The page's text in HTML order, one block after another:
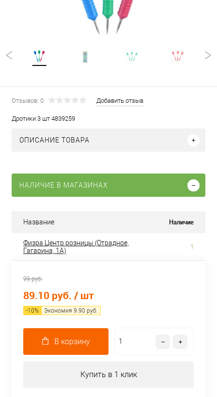
Отзывов: 0 Добавить отзыв
Дротики 3 шт 4839259
ОПИСАНИЕ ТОВАРА
99 руб.
89.10 руб. / шт
-10% Экономия 9.90 руб.
В корзину
Купить в 1 клик
НАЛИЧИЕ В МАГАЗИНАХ
Название Наличие
Физра Центр розницы (Отрадное,
Гагарина, 1А)
1